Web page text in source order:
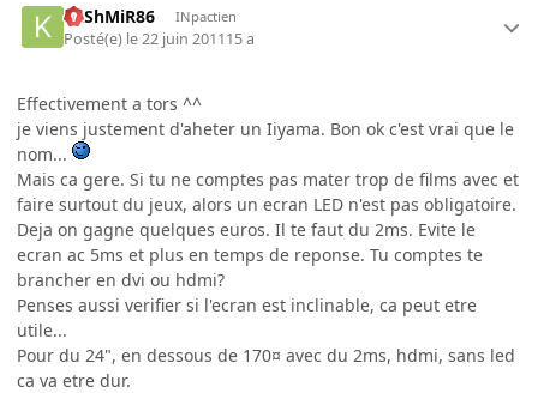
KaShMiR86 INpactien
Posté(e) le 22 juin 201115 a
Effectivement a tors ^^
je viens justement d'aheter un Iiyama. Bon ok c'est vrai que le
nom...
Mais ca gere. Si tu ne comptes pas mater trop de films avec et
faire surtout du jeux, alors un ecran LED n'est pas obligatoire.
Deja on gagne quelques euros. Il te faut du 2ms. Evite le
ecran ac 5ms et plus en temps de reponse. Tu comptes te
brancher en dvi ou hdmi?
Penses aussi verifier si l'ecran est inclinable, ca peut etre
utile...
Pour du 24", en dessous de 170¤ avec du 2ms, hdmi, sans led
ca va etre dur.